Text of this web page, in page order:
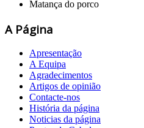
Matança do porco
A Página
Apresentação
A Equipa
Agradecimentos
Artigos de opinião
Contacte-nos
História da página
Noticias da página